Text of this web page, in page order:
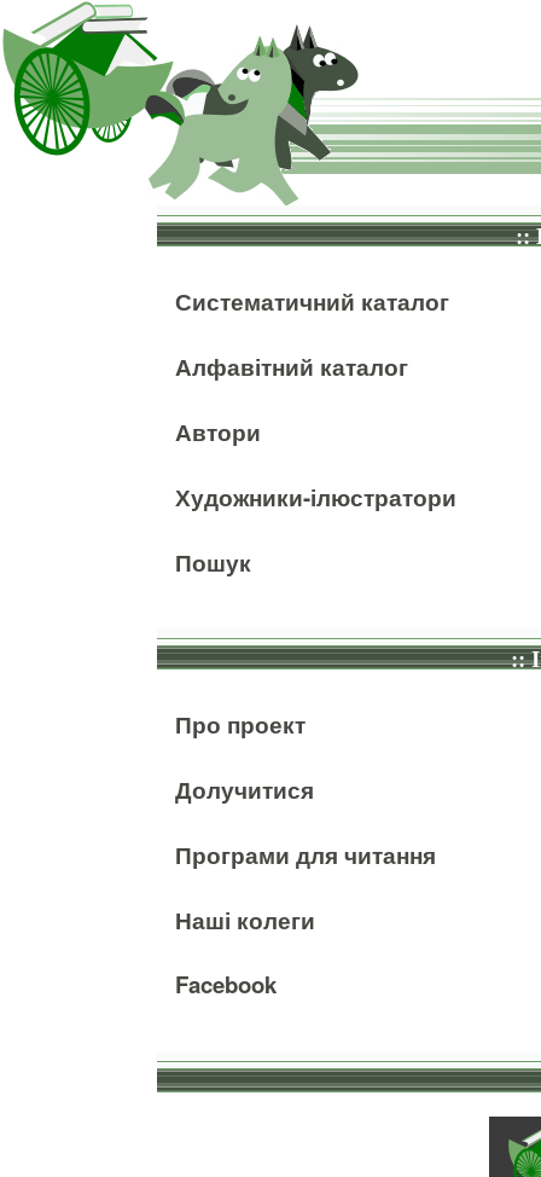
::
Систематичний каталог
Алфавітний каталог
Автори
Художники-ілюстратори
Пошук
::
Про проект
Долучитися
Програми для читання
Наші колеги
Facebook